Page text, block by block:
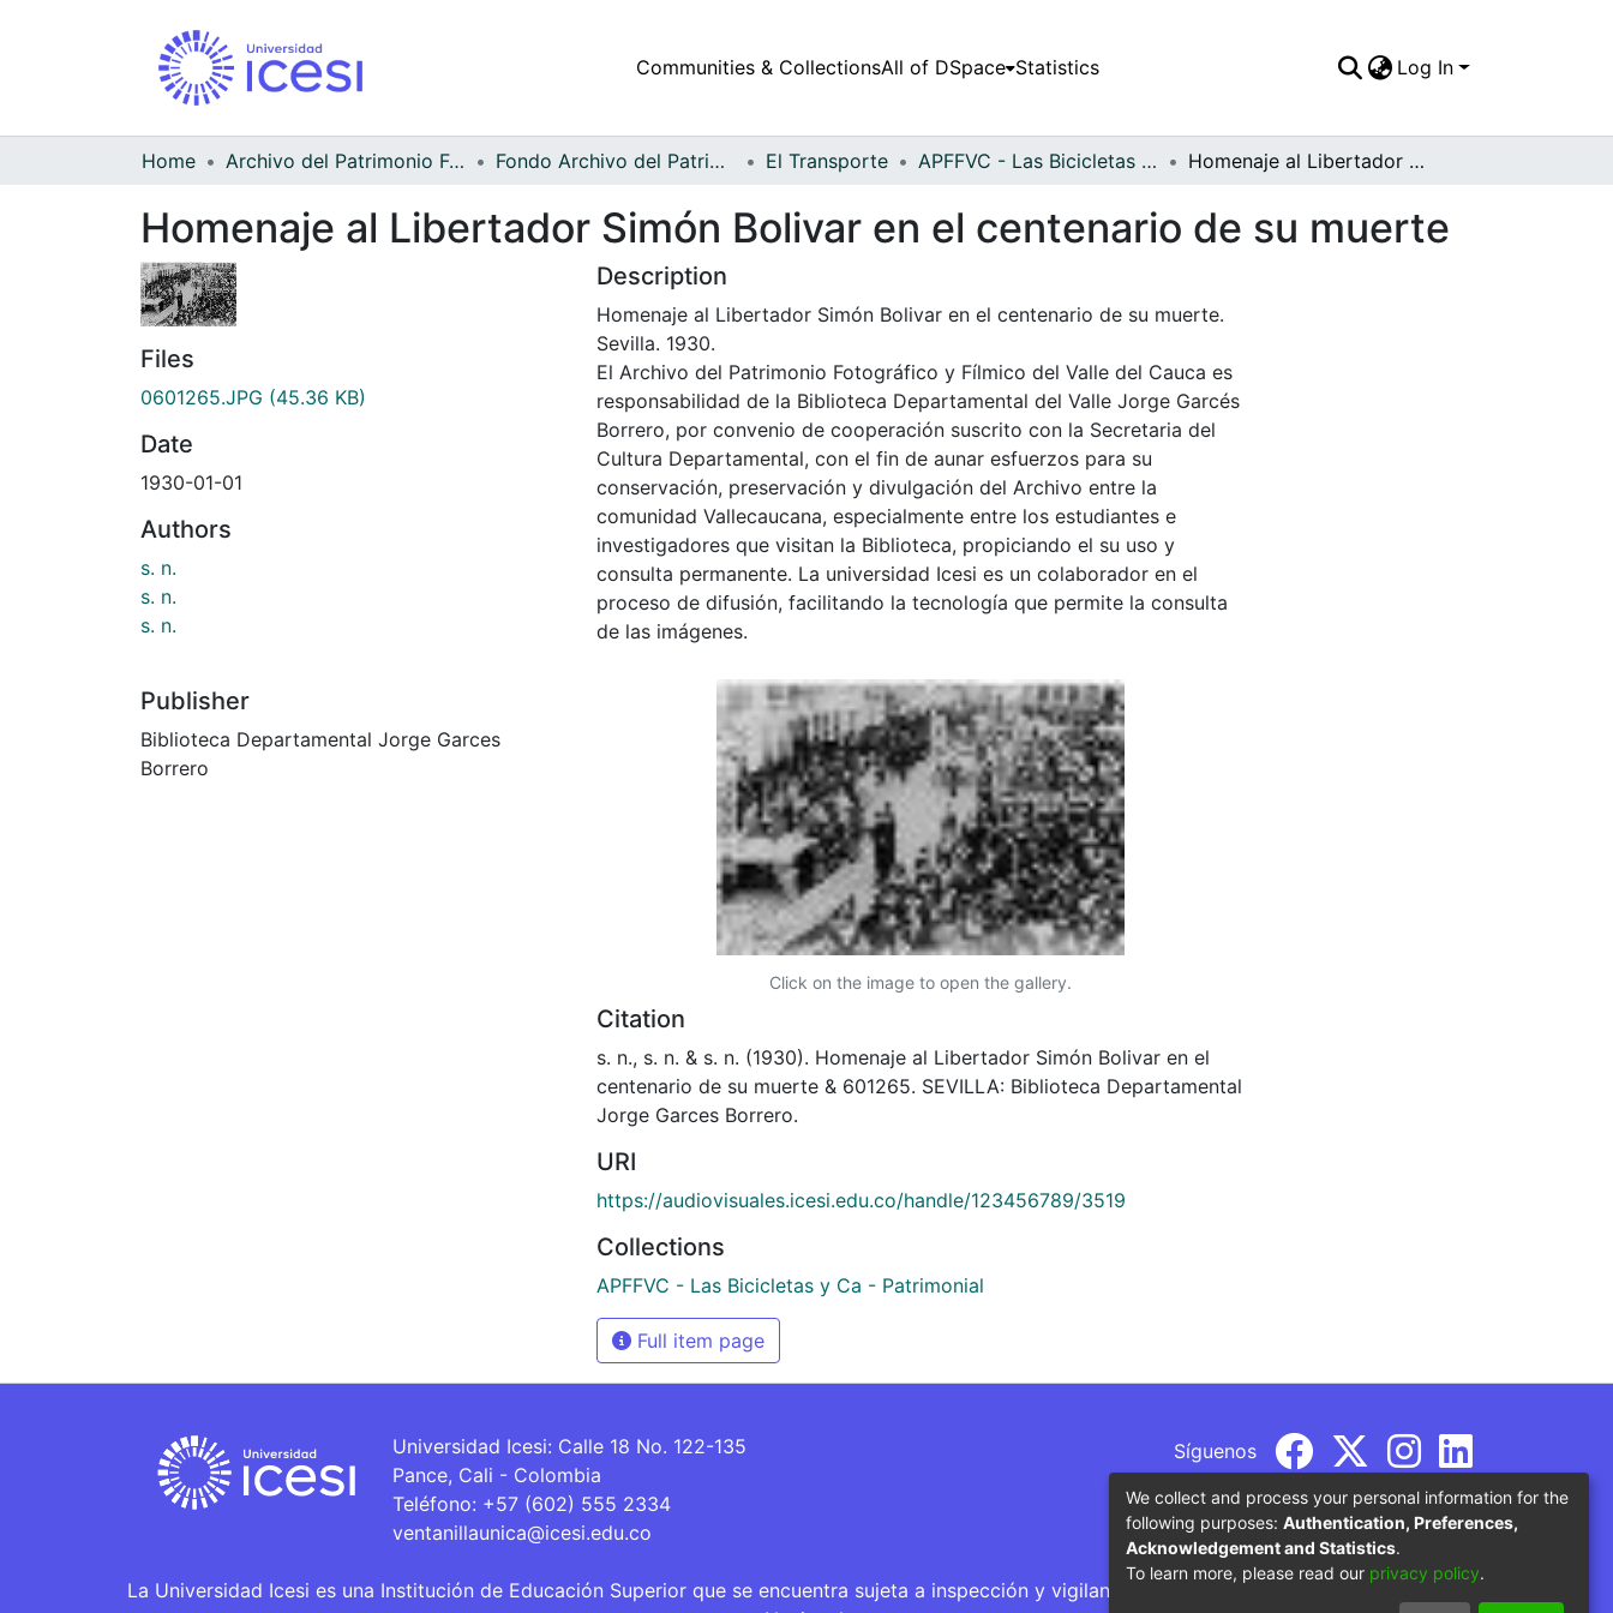
Communities & CollectionsAll of DSpace Statistics Log In
Home Archivo del Patrimonio Fotográfico y Fílmico del Valle del Cauca Fondo Archivo del Patrimonio Fotográfico y Fílmico del Valle del Cauca El Transporte APFFVC - Las Bicicletas y Ca - Patrimonial Homenaje al Libertador Simón Bolivar en el centenario de su muerte
Homenaje al Libertador Simón Bolivar en el centenario de su muerte
Files
0601265.JPG (45.36 KB)
Date
1930-01-01
Authors
s. n.
s. n.
s. n.
Publisher
Biblioteca Departamental Jorge Garces
Borrero
Description
Homenaje al Libertador Simón Bolivar en el centenario de su muerte.
Sevilla. 1930.
El Archivo del Patrimonio Fotográfico y Fílmico del Valle del Cauca es
responsabilidad de la Biblioteca Departamental del Valle Jorge Garcés
Borrero, por convenio de cooperación suscrito con la Secretaria del
Cultura Departamental, con el fin de aunar esfuerzos para su
conservación, preservación y divulgación del Archivo entre la
comunidad Vallecaucana, especialmente entre los estudiantes e
investigadores que visitan la Biblioteca, propiciando el su uso y
consulta permanente. La universidad Icesi es un colaborador en el
proceso de difusión, facilitando la tecnología que permite la consulta
de las imágenes.
Click on the image to open the gallery.
Citation
s. n., s. n. & s. n. (1930). Homenaje al Libertador Simón Bolivar en el
centenario de su muerte & 601265. SEVILLA: Biblioteca Departamental
Jorge Garces Borrero.
URI
https://audiovisuales.icesi.edu.co/handle/123456789/3519
Collections
APFFVC - Las Bicicletas y Ca - Patrimonial
Full item page
Universidad Icesi: Calle 18 No. 122-135
Pance, Cali - Colombia
Teléfono: +57 (602) 555 2334
ventanillaunica@icesi.edu.co
Síguenos
La Universidad Icesi es una Institución de Educación Superior que se encuentra sujeta a inspección y vigilancia por parte del Ministerio de Educación
We collect and process your personal information for the
following purposes: Authentication, Preferences,
Acknowledgement and Statistics.
To learn more, please read our privacy policy.